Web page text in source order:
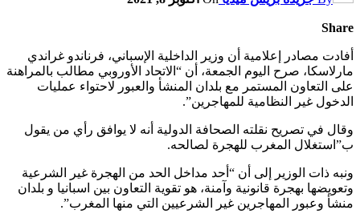
Share
أفادت مصادر إعلامية أن وزير الداخلية الإسباني، فرناندو غراندي
مارلاسكا، صرح اليوم الجمعة، أن “الاتحاد الأوروبي مطالب بالمراهنة
على التعاون المستمر مع بلدان المنشأ والعبور لاحتواء عمليات
الدخول غير النظامية للمهاجرين”.
وقال في تصريح نقلته الصحافة الدولية أنه لا يوافق رأي من يقول
ب”استغلال المغرب للهجرة لصالحه.
ونبه ذات الوزير إلى أن “أحد مداخل الحد من الهجرة غير الشرعية
وتعويضها بهجرة قانونية وآمنة، هو تقوية التعاون بين اسبانيا و بلدان
منشأ وعبور المهاجرين غير الشرعيين التي منها المغرب”.